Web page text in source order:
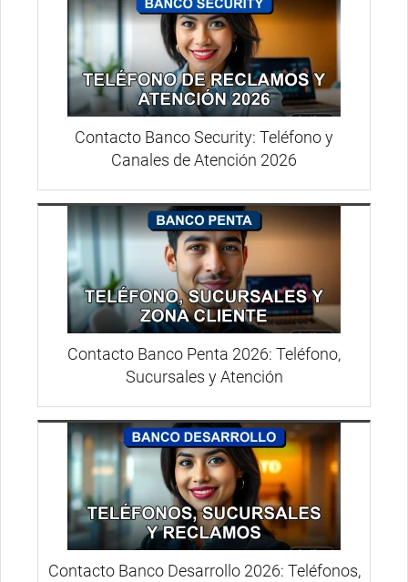
Contacto Banco Security: Teléfono y
Canales de Atención 2026
Contacto Banco Penta 2026: Teléfono,
Sucursales y Atención
Contacto Banco Desarrollo 2026: Teléfonos,